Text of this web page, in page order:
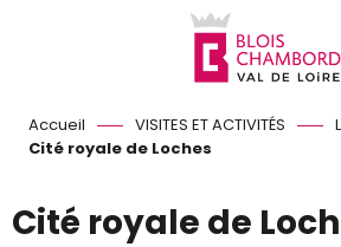
Accueil VISITES ET ACTIVITÉS
Cité royale de Loches
Cité royale de